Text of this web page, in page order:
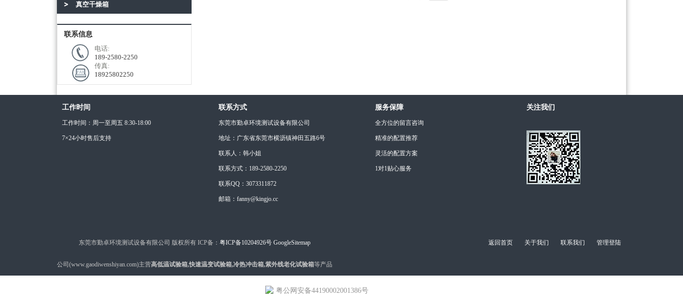
真空干燥箱
联系信息
电话:
189-2580-2250
传真:
18925802250
工作时间
工作时间：周一至周五 8:30-18:00
7×24小时售后支持
联系方式
东莞市勤卓环境测试设备有限公司
地址：广东省东莞市横沥镇神田五路6号
联系人：韩小姐
联系方式：189-2580-2250
联系QQ：3073311872
邮箱：fanny@kingjo.cc
服务保障
全方位的留言咨询
精准的配置推荐
灵活的配置方案
1对1贴心服务
关注我们
东莞市勤卓环境测试设备有限公司 版权所有 ICP备： 粤ICP备10204926号 GoogleSitemap
公司(www.gaodiwenshiyan.com)主营高低温试验箱,快速温变试验箱,冷热冲击箱,紫外线老化试验箱等产品
返回首页 关于我们 联系我们 管理登陆
粤公网安备44190002001386号